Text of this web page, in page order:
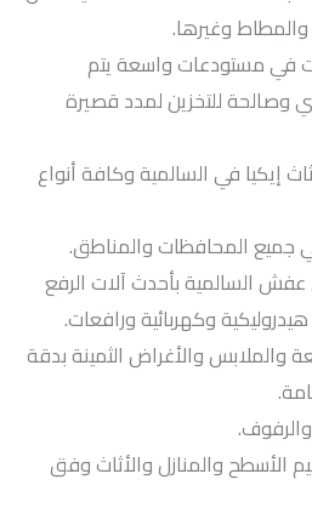
والمطاط وغيرها.
في مستودعات واسعة يتم
وصالحة للتخزين لمدد قصيرة
إيكيا في السالمية وكافة أنواع
المحافظات والمناطق.
عفش السالمية بأحدث آلات الرفع
وكهربائية ورافعات.
والملابس والأغراض الثمينة بدقة
الأسطح والمنازل والأثاث وفق